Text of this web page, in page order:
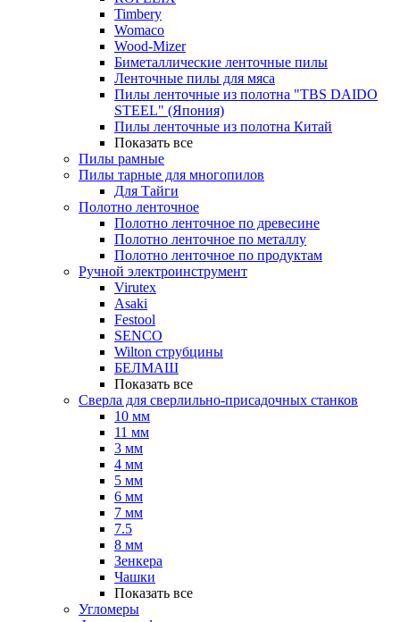
Timbery
Womaco
Wood-Mizer
Биметаллические ленточные пилы
Ленточные пилы для мяса
Пилы ленточные из полотна "TBS DAIDO
STEEL" (Япония)
Пилы ленточные из полотна Китай
Показать все
Пилы рамные
Пилы тарные для многопилов
Для Тайги
Полотно ленточное
Полотно ленточное по древесине
Полотно ленточное по металлу
Полотно ленточное по продуктам
Ручной электроинструмент
Virutex
Asaki
Festool
SENCO
Wilton струбцины
БЕЛМАШ
Показать все
Сверла для сверлильно-присадочных станков
10 мм
11 мм
3 мм
4 мм
5 мм
6 мм
7 мм
7.5
8 мм
Зенкера
Чашки
Показать все
Угломеры